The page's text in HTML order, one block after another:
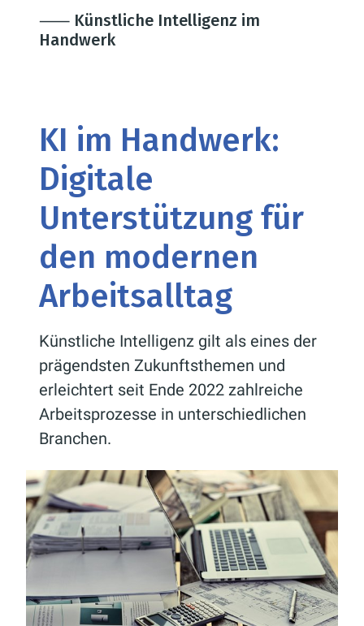
⸺ Künstliche Intelligenz im
Handwerk
KI im Handwerk:
Digitale
Unterstützung für
den modernen
Arbeitsalltag
Künstliche Intelligenz gilt als eines der
prägendsten Zukunftsthemen und
erleichtert seit Ende 2022 zahlreiche
Arbeitsprozesse in unterschiedlichen
Branchen.